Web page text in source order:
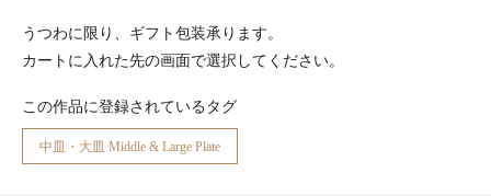
うつわに限り、ギフト包装承ります。
カートに入れた先の画面で選択してください。
この作品に登録されているタグ
中皿・大皿 Middle & Large Plate